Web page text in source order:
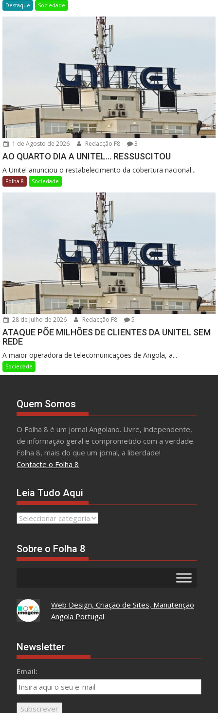
Destaque Sociedade
1 de Agosto de 2026 Redacção F8 3
AO QUARTO DIA A UNITEL… RESSUSCITOU
A Unitel anunciou o restabelecimento da cobertura nacional...
Folha 8 Sociedade
28 de Julho de 2026 Redacção F8 5
ATAQUE PÕE MILHÕES DE CLIENTES DA UNITEL SEM
REDE
A maior operadora de telecomunicações de Angola, a...
Sociedade
Quem Somos
O Folha 8 é um jornal Angolano. Livre, independente,
de informação geral e comprometido com a verdade.
Folha 8, mais do que um jornal, a liberdade!
Contacte o Folha 8
Leia Tudo Aqui
Leia
Sobre o Folha 8
Web Design, Criação de Sites, Manutenção
Angola Portugal
Newsletter
Email: